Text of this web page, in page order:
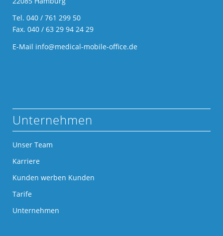
Tel. 040 / 761 299 50
Fax. 040 / 63 29 94 24 29
E-Mail info@medical-mobile-office.de
Unternehmen
Unser Team
Karriere
Kunden werben Kunden
Tarife
Unternehmen